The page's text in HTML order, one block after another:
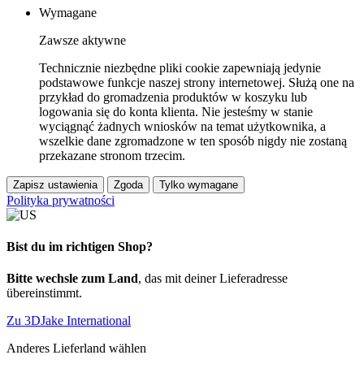
Wymagane
Zawsze aktywne
Technicznie niezbędne pliki cookie zapewniają jedynie
podstawowe funkcje naszej strony internetowej. Służą one na
przykład do gromadzenia produktów w koszyku lub
logowania się do konta klienta. Nie jesteśmy w stanie
wyciągnąć żadnych wniosków na temat użytkownika, a
wszelkie dane zgromadzone w ten sposób nigdy nie zostaną
przekazane stronom trzecim.
Zapisz ustawienia Zgoda Tylko wymagane
Polityka prywatności
Bist du im richtigen Shop?
Bitte wechsle zum Land, das mit deiner Lieferadresse
übereinstimmt.
Zu 3DJake International
Anderes Lieferland wählen